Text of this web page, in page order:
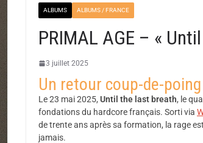
ALBUMS ALBUMS / FRANCE
PRIMAL AGE – «
3 juillet 2025
Un retour coup-de-
Le 23 mai 2025, Until the last breath, le
fondations du hardcore français. Sorti via
de trente ans après sa formation, la rage
jamais.